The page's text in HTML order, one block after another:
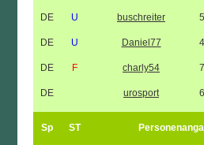
DE U buschreiter
DE U Daniel77
DE F charly54
DE urosport
Sp ST